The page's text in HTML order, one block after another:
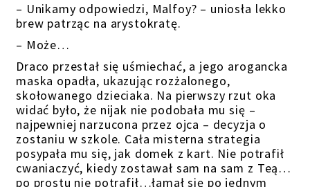
– Unikamy odpowiedzi, Malfoy? – uniosła lekko
brew patrząc na arystokratę.
– Może…
Draco przestał się uśmiechać, a jego arogancka
maska opadła, ukazując rozżalonego,
skołowanego dzieciaka. Na pierwszy rzut oka
widać było, że nijak nie podobała mu się –
najpewniej narzucona przez ojca – decyzja o
zostaniu w szkole. Cała misterna strategia
posypała mu się, jak domek z kart. Nie potrafił
cwaniaczyć, kiedy zostawał sam na sam z Teą…
po prostu nie potrafił…łamał się po jednym